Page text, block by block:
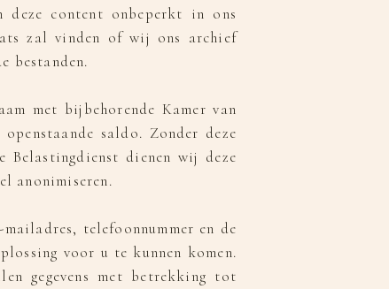
deze content onbeperkt in ons
zal vinden of wij ons archief
bestanden.
met bijbehorende Kamer van
openstaande saldo. Zonder deze
Belastingdienst dienen wij deze
anonimiseren.
telefoonnummer en de
voor u te kunnen komen.
gegevens met betrekking tot